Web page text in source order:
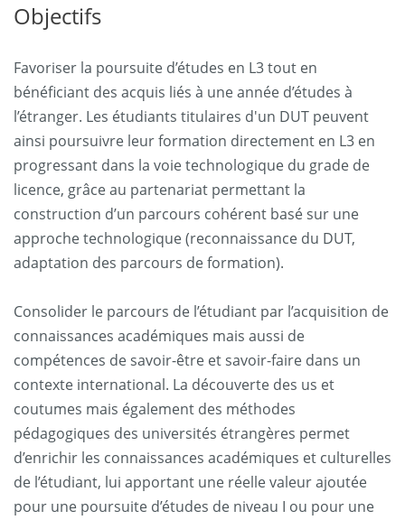
Objectifs
Favoriser la poursuite d’études en L3 tout en
bénéficiant des acquis liés à une année d’études à
l’étranger. Les étudiants titulaires d'un DUT peuvent
ainsi poursuivre leur formation directement en L3 en
progressant dans la voie technologique du grade de
licence, grâce au partenariat permettant la
construction d’un parcours cohérent basé sur une
approche technologique (reconnaissance du DUT,
adaptation des parcours de formation).
Consolider le parcours de l’étudiant par l’acquisition de
connaissances académiques mais aussi de
compétences de savoir-être et savoir-faire dans un
contexte international. La découverte des us et
coutumes mais également des méthodes
pédagogiques des universités étrangères permet
d’enrichir les connaissances académiques et culturelles
de l’étudiant, lui apportant une réelle valeur ajoutée
pour une poursuite d’études de niveau I ou pour une